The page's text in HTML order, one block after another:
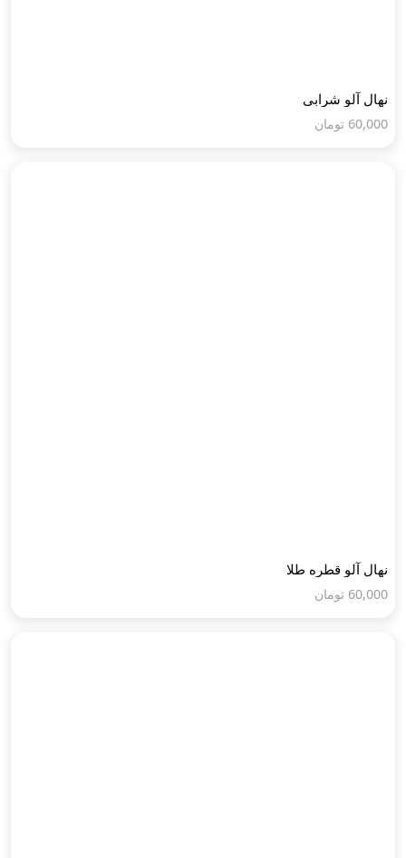
نهال آلو شرابی
60,000 تومان
نهال آلو قطره طلا
60,000 تومان